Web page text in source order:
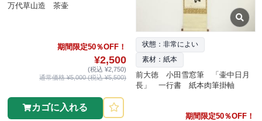
万代草山造 茶壷
期間限定50％OFF！
¥2,500
(税込 ¥2,750)
通常価格 ¥5,000 (税込 ¥5,500)
カゴに入れる
状態：非常によい
素材：紙本
前大徳 小田雪窓筆 「壷中日月
長」 一行書 紙本肉筆掛軸
期間限定50％OFF！